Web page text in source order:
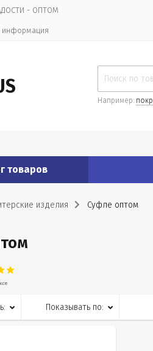
- ОПТОМ
информация
Например:
товаров
изделия Суфле оптом
Показывать по: